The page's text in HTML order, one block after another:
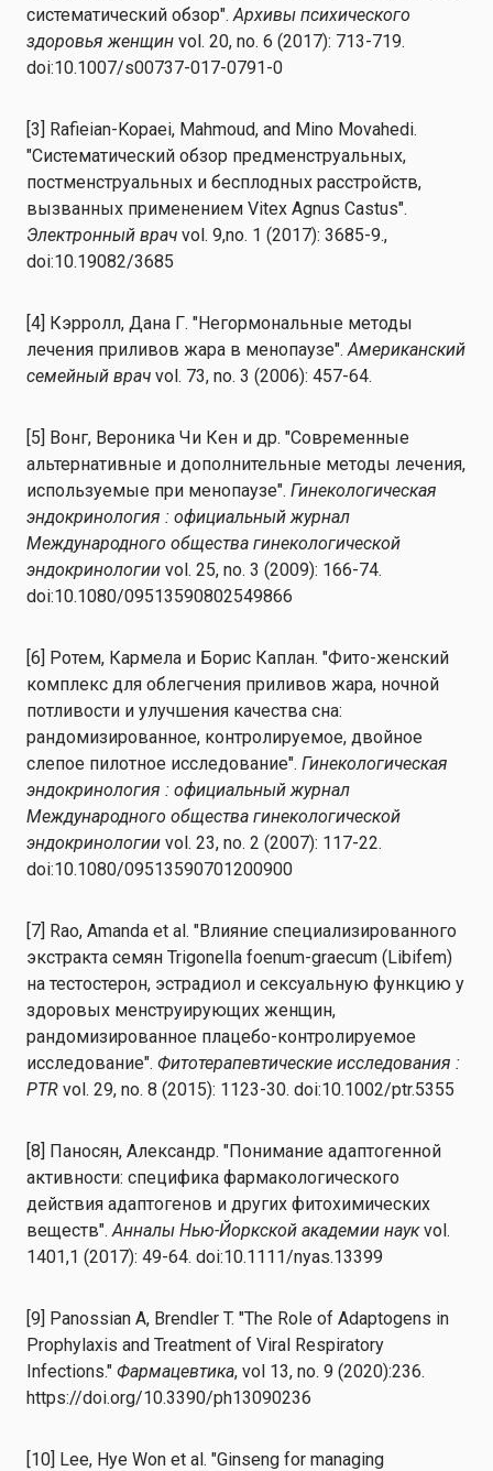
систематический обзор".Архивы психического
здоровья женщин vol. 20, no. 6 (2017): 713-719.
doi:10.1007/s00737-017-0791-0
[3] Rafieian-Kopaei, Mahmoud, and Mino Movahedi.
"Систематический обзор предменструальных,
постменструальных и бесплодных расстройств,
вызванных применением Vitex Agnus Castus".
Электронный врач vol. 9,no. 1 (2017): 3685-9.,
doi:10.19082/3685
[4] Кэрролл, Дана Г. "Негормональные методы
лечения приливов жара в менопаузе".Американский
семейный врач vol. 73, no. 3 (2006): 457-64.
[5] Вонг, Вероника Чи Кен и др. "Современные
альтернативные и дополнительные методы лечения,
используемые при менопаузе". Гинекологическая
эндокринология : официальный журнал
Международного общества гинекологической
эндокринологии vol. 25, no. 3 (2009): 166-74.
doi:10.1080/09513590802549866
[6] Ротем, Кармела и Борис Каплан. "Фито-женский
комплекс для облегчения приливов жара, ночной
потливости и улучшения качества сна:
рандомизированное, контролируемое, двойное
слепое пилотное исследование". Гинекологическая
эндокринология : официальный журнал
Международного общества гинекологической
эндокринологии vol. 23, no. 2 (2007): 117-22.
doi:10.1080/09513590701200900
[7] Rao, Amanda et al. "Влияние специализированного
экстракта семян Trigonella foenum-graecum (Libifem)
на тестостерон, эстрадиол и сексуальную функцию у
здоровых менструирующих женщин,
рандомизированное плацебо-контролируемое
исследование". Фитотерапевтические исследования :
PTR vol. 29, no. 8 (2015): 1123-30. doi:10.1002/ptr.5355
[8] Паносян, Александр. "Понимание адаптогенной
активности: специфика фармакологического
действия адаптогенов и других фитохимических
веществ".Анналы Нью-Йоркской академии наукvol.
1401,1 (2017): 49-64. doi:10.1111/nyas.13399
[9] Panossian A, Brendler T. "The Role of Adaptogens in
Prophylaxis and Treatment of Viral Respiratory
Infections." Фармацевтика, vol 13, no. 9 (2020):236.
https://doi.org/10.3390/ph13090236
[10] Lee, Hye Won et al. "Ginseng for managing